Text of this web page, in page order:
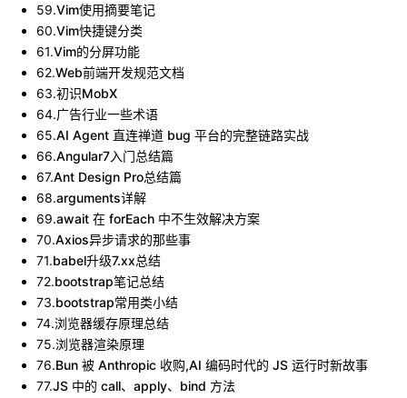
59.Vim使用摘要笔记
60.Vim快捷键分类
61.Vim的分屏功能
62.Web前端开发规范文档
63.初识MobX
64.广告行业一些术语
65.AI Agent 直连禅道 bug 平台的完整链路实战
66.Angular7入门总结篇
67.Ant Design Pro总结篇
68.arguments详解
69.await 在 forEach 中不生效解决方案
70.Axios异步请求的那些事
71.babel升级7.xx总结
72.bootstrap笔记总结
73.bootstrap常用类小结
74.浏览器缓存原理总结
75.浏览器渲染原理
76.Bun 被 Anthropic 收购,AI 编码时代的 JS 运行时新故事
77.JS 中的 call、apply、bind 方法